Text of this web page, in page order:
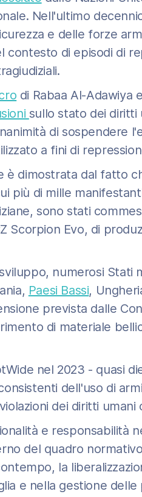
Nell'ultimo
e delle forze
di episodi di
di Rabaa Al-Adawiya
sullo stato dei diritti
di sospendere
a fini di
è dimostrata dal fatto
più di mille
sono stati
Scorpion Evo, di
numerosi Stati
Paesi Bassi,
prevista dalle
di materiale
nel 2023 - quasi
dell'uso di
dei diritti
e responsabilità
del quadro
la
e nella gestione